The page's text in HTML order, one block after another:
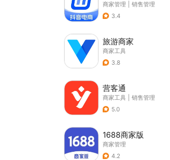
商家管理
销售管理
3.4
旅游商家
商家工具
3.8
营客通
商家工具
销售管理
5.0
1688商家版
商家管理
4.2